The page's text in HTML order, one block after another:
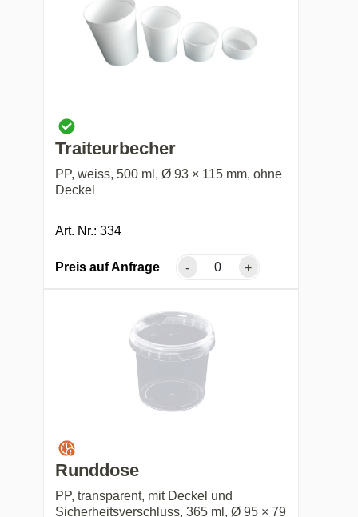
Traiteurbecher
PP, weiss, 500 ml, Ø 93 × 115 mm, ohne
Deckel
Art. Nr.: 334
Preis auf Anfrage - +
Runddose
PP, transparent, mit Deckel und
Sicherheitsverschluss, 365 ml, Ø 95 × 79